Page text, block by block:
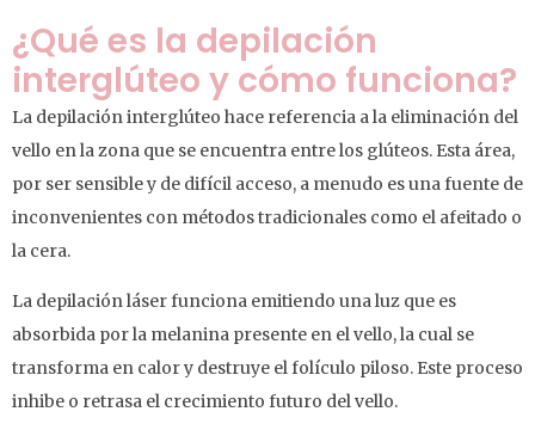
¿Qué es la depilación
interglúteo y cómo funciona?
La depilación interglúteo hace referencia a la eliminación del
vello en la zona que se encuentra entre los glúteos. Esta área,
por ser sensible y de difícil acceso, a menudo es una fuente de
inconvenientes con métodos tradicionales como el afeitado o
la cera.
La depilación láser funciona emitiendo una luz que es
absorbida por la melanina presente en el vello, la cual se
transforma en calor y destruye el folículo piloso. Este proceso
inhibe o retrasa el crecimiento futuro del vello.